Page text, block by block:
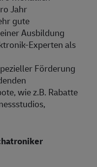
Jahr
gute
Ausbildung
Experten als
Förderung
wie z.B. Rabatte